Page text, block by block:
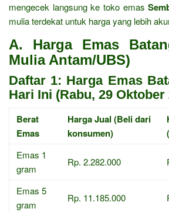
mengecek langsung ke toko emas
mulia terdekat untuk harga yang lebih
A. Harga Emas
Mulia Antam/UBS)
Daftar 1: Harga Emas
Hari Ini (Rabu, 29 Oktober
Berat
Emas
Harga Jual (Beli dari
konsumen)
Emas 1
gram
Rp. 2.282.000
Emas 5
gram
Rp. 11.185.000